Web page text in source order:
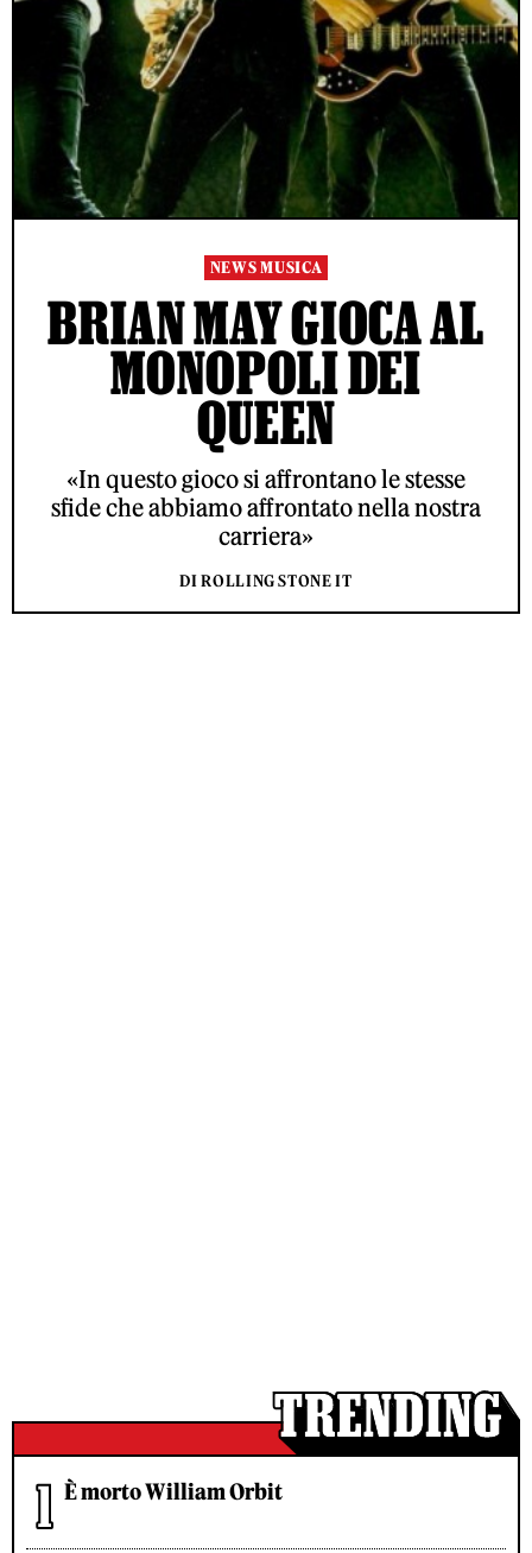
NEWS MUSICA
BRIAN MAY GIOCA AL
MONOPOLI DEI
QUEEN
«In questo gioco si affrontano le stesse
sfide che abbiamo affrontato nella nostra
carriera»
DI ROLLING STONE IT
È morto William Orbit